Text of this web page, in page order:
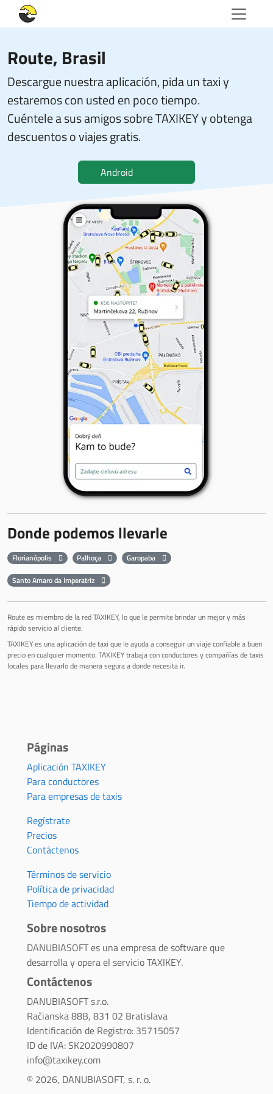
Route, Brasil
Descargue nuestra aplicación, pida un taxi y
estaremos con usted en poco tiempo.
Cuéntele a sus amigos sobre TAXIKEY y obtenga
descuentos o viajes gratis.
Android
Donde podemos llevarle
Florianópolis Palhoça
Garopaba
Santo Amaro da Imperatriz
Route es miembro de la red TAXIKEY, lo que le permite brindar un mejor y más
rápido servicio al cliente.
TAXIKEY es una aplicación de taxi que le ayuda a conseguir un viaje confiable a buen
precio en cualquier momento. TAXIKEY trabaja con conductores y compañías de taxis
locales para llevarlo de manera segura a donde necesita ir.
Páginas
Aplicación TAXIKEY
Para conductores
Para empresas de taxis
Regístrate
Precios
Contáctenos
Términos de servicio
Política de privacidad
Tiempo de actividad
Sobre nosotros
DANUBIASOFT es una empresa de software que
desarrolla y opera el servicio TAXIKEY.
Contáctenos
DANUBIASOFT s.r.o.
Račianska 88B, 831 02 Bratislava
Identificación de Registro: 35715057
ID de IVA: SK2020990807
info@taxikey.com
© 2026, DANUBIASOFT, s. r. o.